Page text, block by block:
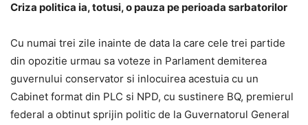
Criza politica ia, totusi, o pauza pe perioada sarbatorilor
Cu numai trei zile inainte de data la care cele trei partide
din opozitie urmau sa voteze in Parlament demiterea
guvernului conservator si inlocuirea acestuia cu un
Cabinet format din PLC si NPD, cu sustinere BQ, premierul
federal a obtinut sprijin politic de la Guvernatorul General